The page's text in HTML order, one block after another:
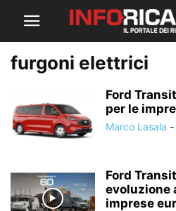
furgoni elettrici
Ford
per le
Marco Lasala -
Ford
evoluzione
imprese